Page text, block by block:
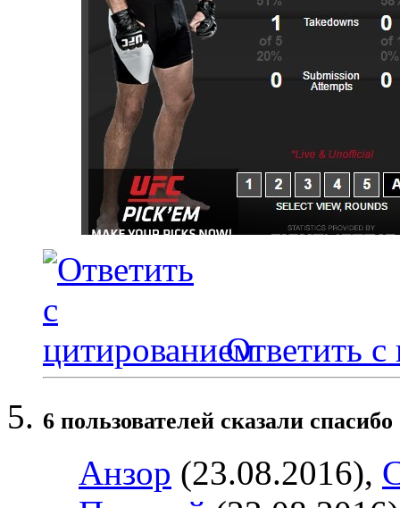
Ответить с
6 пользователей сказали
Анзор (23.08.2016),